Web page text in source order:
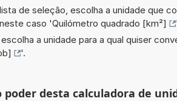
de seleção, escolha a unidade que
caso 'Quilómetro quadrado [km²]
a unidade para a qual quiser
'.
poder desta calculadora de